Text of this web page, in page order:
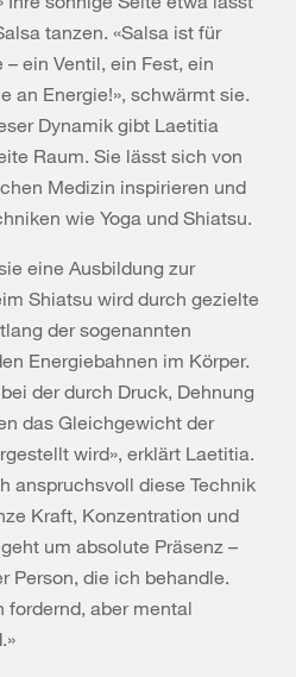
tanzen. «Salsa ist für
ein Ventil, ein Fest, ein
an Energie!», schwärmt sie.
Dynamik gibt Laetitia
Raum. Sie lässt sich von
Medizin inspirieren und
wie Yoga und Shiatsu.
eine Ausbildung zur
Shiatsu wird durch gezielte
der sogenannten
Energiebahnen im Körper.
der durch Druck, Dehnung
das Gleichgewicht der
wird», erklärt Laetitia.
anspruchsvoll diese Technik
Kraft, Konzentration und
um absolute Präsenz –
Person, die ich behandle.
fordernd, aber mental